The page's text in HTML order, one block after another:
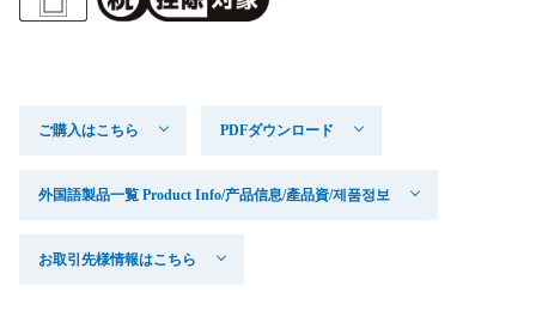
ご購入はこちら PDFダウンロード
外国語製品一覧 Product Info/产品信息/產品資/제품정보
お取引先様情報はこちら